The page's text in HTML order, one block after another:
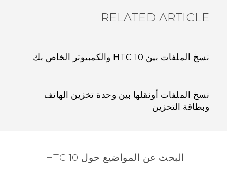
RELATED ARTICLE
نسخ الملفات بين HTC 10 والكمبيوتر الخاص بك
نسخ الملفات أونقلها بين وحدة تخزين الهاتف
وبطاقة التحزين
البحث عن المواضيع حول HTC 10